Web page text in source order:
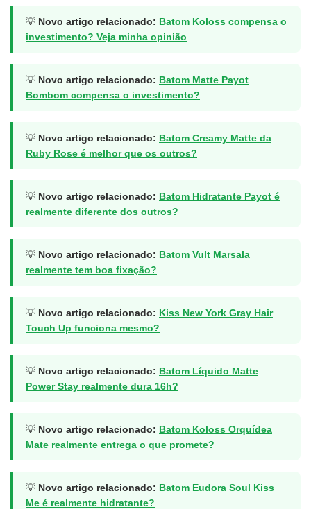
💡 Novo artigo relacionado: Batom Koloss compensa o
investimento? Veja minha opinião
💡 Novo artigo relacionado: Batom Matte Payot
Bombom compensa o investimento?
💡 Novo artigo relacionado: Batom Creamy Matte da
Ruby Rose é melhor que os outros?
💡 Novo artigo relacionado: Batom Hidratante Payot é
realmente diferente dos outros?
💡 Novo artigo relacionado: Batom Vult Marsala
realmente tem boa fixação?
💡 Novo artigo relacionado: Kiss New York Gray Hair
Touch Up funciona mesmo?
💡 Novo artigo relacionado: Batom Líquido Matte
Power Stay realmente dura 16h?
💡 Novo artigo relacionado: Batom Koloss Orquídea
Mate realmente entrega o que promete?
💡 Novo artigo relacionado: Batom Eudora Soul Kiss
Me é realmente hidratante?